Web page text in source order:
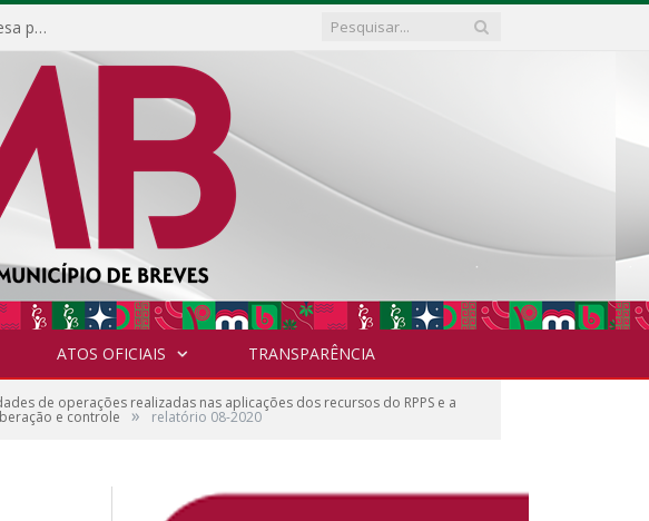
DISPENSA DE LICITAÇÃO Nº 003/2026 ( Contratação de empresa para fornecimento de gêneros alimentícios não perecíveis, materiais de expediente, descartáveis, copa e cozinha, para análise e posterior publicação.)
ATOS OFICIAIS TRANSPARÊNCIA
de operações realizadas nas aplicações dos recursos do RPPS e a
e controle » relatório 08-2020